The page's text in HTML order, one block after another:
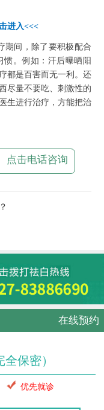
进入<<<
期间，除了要积极配合
惯。例如：汗后曝晒阳
都是百害而无一利。还
尽量不要吃、刺激性的
生进行治疗，方能把治
点击电话咨询
在线预约
全保密）
优先就诊